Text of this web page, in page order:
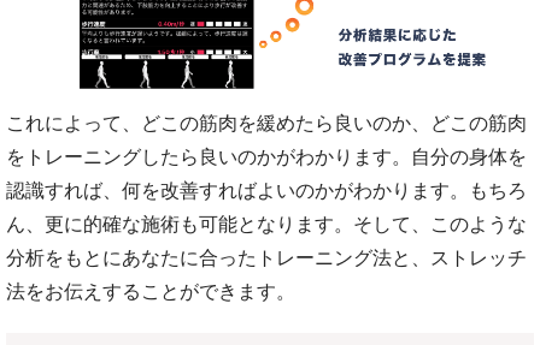
これによって、どこの筋肉を緩めたら良いのか、どこの筋肉
をトレーニングしたら良いのかがわかります。自分の身体を
認識すれば、何を改善すればよいのかがわかります。もちろ
ん、更に的確な施術も可能となります。そして、このような
分析をもとにあなたに合ったトレーニング法と、ストレッチ
法をお伝えすることができます。